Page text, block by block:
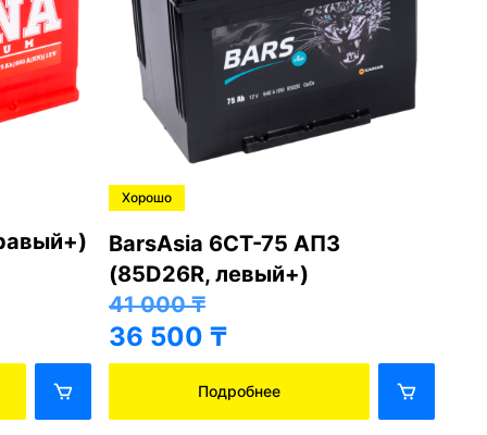
Хорошо
BarsAsia 6СТ-75 АПЗ
(85D26R, левый+)
41 000₸
36 500 ₸
Подробнее